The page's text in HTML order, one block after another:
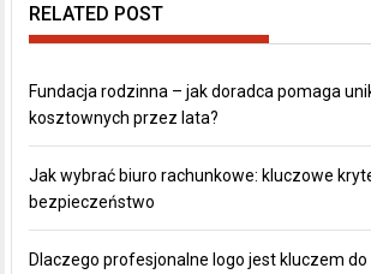
RELATED POST
Fundacja rodzinna – jak doradca pomaga
kosztownych przez lata?
Jak wybrać biuro rachunkowe: kluczowe
bezpieczeństwo
Dlaczego profesjonalne logo jest kluczem